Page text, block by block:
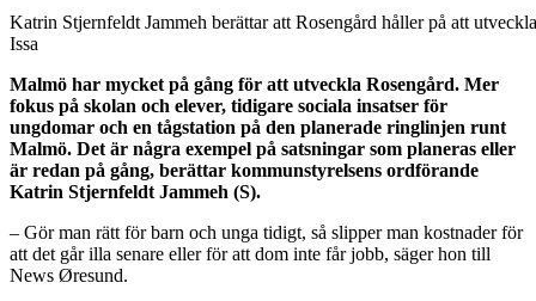
Katrin Stjernfeldt Jammeh berättar att Rosengård håller på att
Issa
Malmö har mycket på gång för att utveckla Rosengård. Mer
fokus på skolan och elever, tidigare sociala insatser för
ungdomar och en tågstation på den planerade ringlinjen runt
Malmö. Det är några exempel på satsningar som planeras eller
är redan på gång, berättar kommunstyrelsens ordförande
Katrin Stjernfeldt Jammeh (S).
– Gör man rätt för barn och unga tidigt, så slipper man kostnader för
att det går illa senare eller för att dom inte får jobb, säger hon till
News Øresund.